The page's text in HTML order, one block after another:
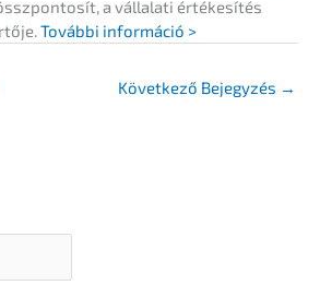
a vállala­ti értéke­sí­tés
Továb­bi információ >
Követ­ke­ző Bejegy­zés →